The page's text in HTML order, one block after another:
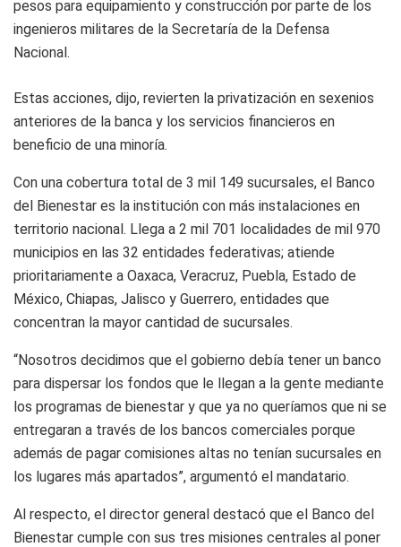
pesos para equipamiento y construcción por parte de los
ingenieros militares de la Secretaría de la Defensa
Nacional.
Estas acciones, dijo, revierten la privatización en sexenios
anteriores de la banca y los servicios financieros en
beneficio de una minoría.
Con una cobertura total de 3 mil 149 sucursales, el Banco
del Bienestar es la institución con más instalaciones en
territorio nacional. Llega a 2 mil 701 localidades de mil 970
municipios en las 32 entidades federativas; atiende
prioritariamente a Oaxaca, Veracruz, Puebla, Estado de
México, Chiapas, Jalisco y Guerrero, entidades que
concentran la mayor cantidad de sucursales.
“Nosotros decidimos que el gobierno debía tener un banco
para dispersar los fondos que le llegan a la gente mediante
los programas de bienestar y que ya no queríamos que ni se
entregaran a través de los bancos comerciales porque
además de pagar comisiones altas no tenían sucursales en
los lugares más apartados”, argumentó el mandatario.
Al respecto, el director general destacó que el Banco del
Bienestar cumple con sus tres misiones centrales al poner